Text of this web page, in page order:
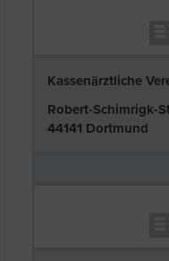
Kassenärztliche
Robert-Schimrigk-
44141 Dortmund